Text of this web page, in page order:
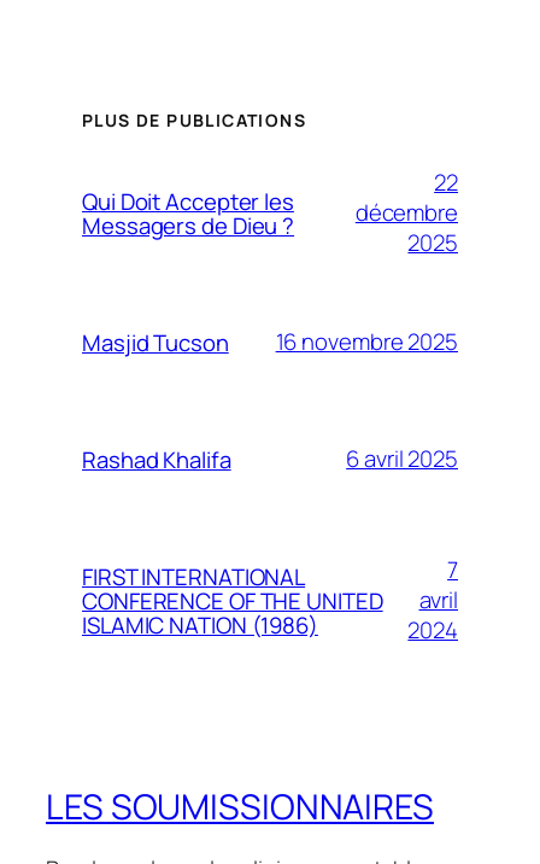
PLUS DE PUBLICATIONS
Qui Doit Accepter les
Messagers de Dieu ?
22
décembre
2025
Masjid Tucson 16 novembre 2025
Rashad Khalifa 6 avril 2025
FIRST INTERNATIONAL
CONFERENCE OF THE UNITED
ISLAMIC NATION (1986)
7
avril
2024
LES SOUMISSIONNAIRES